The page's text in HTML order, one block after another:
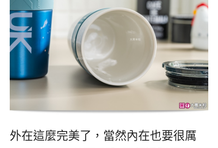
外在這麼完美了，當然內在也要很厲